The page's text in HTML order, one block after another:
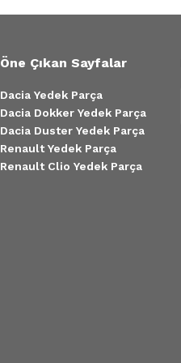
Öne Çıkan Sayfalar
Dacia Yedek Parça
Dacia Dokker Yedek Parça
Dacia Duster Yedek Parça
Renault Yedek Parça
Renault Clio Yedek Parça